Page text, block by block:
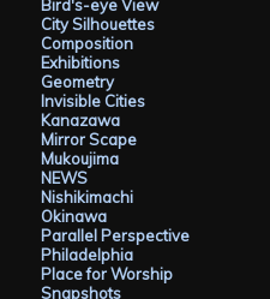
Bird's-eye View
City Silhouettes
Composition
Exhibitions
Geometry
Invisible Cities
Kanazawa
Mirror Scape
Mukoujima
NEWS
Nishikimachi
Okinawa
Parallel Perspective
Philadelphia
Place for Worship
Snapshots